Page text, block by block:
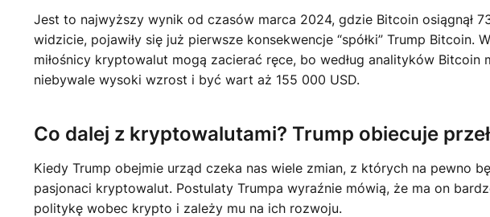
Jest to najwyższy wynik od czasów marca 2024, gdzie Bitcoin osiągnął
widzicie, pojawiły się już pierwsze konsekwencje “spółki” Trump Bitcoin.
miłośnicy kryptowalut mogą zacierać ręce, bo według analityków Bitcoin
niebywale wysoki wzrost i być wart aż 155 000 USD.
Co dalej z kryptowalutami? Trump obiecuje
Kiedy Trump obejmie urząd czeka nas wiele zmian, z których na pewno
pasjonaci kryptowalut. Postulaty Trumpa wyraźnie mówią, że ma on
politykę wobec krypto i zależy mu na ich rozwoju.